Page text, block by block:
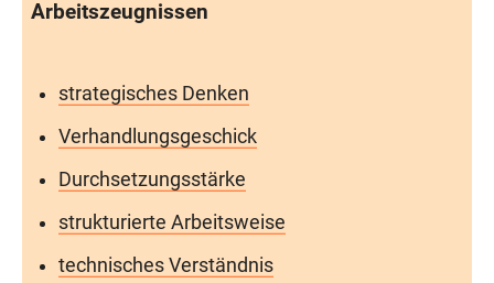
Arbeitszeugnissen
strategisches Denken
Verhandlungsgeschick
Durchsetzungsstärke
strukturierte Arbeitsweise
technisches Verständnis